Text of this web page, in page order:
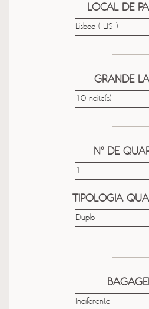
LOCAL DE
GRANDE
Nº DE
TIPOLOGIA